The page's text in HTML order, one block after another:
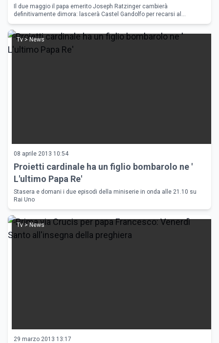
Il due maggio il papa emerito Joseph Ratzinger cambierà
definitivamente dimora: lascerà Castel Gandolfo per recarsi al
Tv > News
08 aprile 2013 10:54
Proietti cardinale ha un figlio bombarolo ne '
L'ultimo Papa Re'
Stasera e domani i due episodi della miniserie in onda alle 21.10 su
Rai Uno
Tv > News
29 marzo 2013 13:17